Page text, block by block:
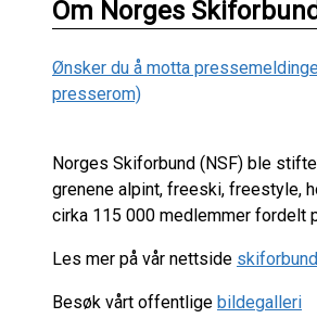
Om Norges Skiforbund
Ønsker du å motta
presserom)
Norges Skiforbund (NSF) ble
grenene alpint, freeski, freestyle,
cirka 115 000 medlemmer fordelt
Les mer på vår nettside
Besøk vårt offentlige bildegalleri